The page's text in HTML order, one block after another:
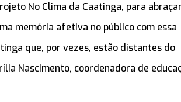
No Clima da Caatinga, para
memória afetiva no público com essa
que, por vezes, estão distantes do
Nascimento, coordenadora de